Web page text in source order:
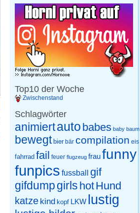
Top10 der Woche
Zwischenstand
Schlagwörter
animiertauto babes baby baum
bewegt bier bär compilation eis
fahrrad fail feuer flugzeug fraufunny
funpics fussball gif
gifdump girls hotHund
katze kind kopf LKW lustig